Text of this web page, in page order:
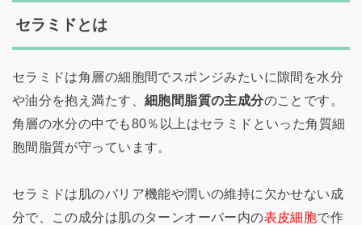
セラミドとは
セラミドは角層の細胞間でスポンジみたいに隙間を水分
や油分を抱え満たす、 細胞間脂質の主成分のことです。
角層の水分の中でも80％以上はセラミドといった角質細
胞間脂質が守っています。
セラミドは肌のバリア機能や潤いの維持に欠かせない成
分で、この成分は肌のターンオーバー内の表皮細胞で作